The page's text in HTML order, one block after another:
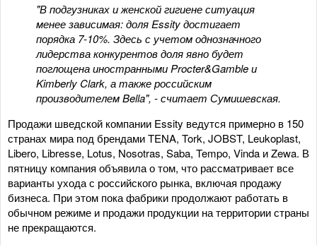
"В подгузниках и женской гигиене ситуация
менее зависимая: доля Essity достигает
порядка 7-10%. Здесь с учетом однозначного
лидерства конкурентов доля явно будет
поглощена иностранными Procter&Gamble и
Kimberly Clark, а также российским
производителем Bella", - считает Сумишевская.
Продажи шведской компании Essity ведутся примерно в 150
странах мира под брендами TENA, Tork, JOBST, Leukoplast,
Libero, Libresse, Lotus, Nosotras, Saba, Tempo, Vinda и Zewa. В
пятницу компания объявила о том, что рассматривает все
варианты ухода с российского рынка, включая продажу
бизнеса. При этом пока фабрики продолжают работать в
обычном режиме и продажи продукции на территории страны
не прекращаются.